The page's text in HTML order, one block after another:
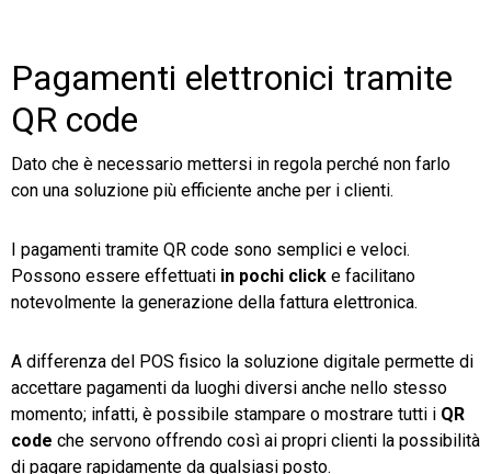
TeamSystem Store
Pagamenti elettronici tramite
QR code
Dato che è necessario mettersi in regola perché non farlo
con una soluzione più efficiente anche per i clienti.
I pagamenti tramite QR code sono semplici e veloci.
Possono essere effettuati in pochi click e facilitano
notevolmente la generazione della fattura elettronica.
A differenza del POS fisico la soluzione digitale permette di
accettare pagamenti da luoghi diversi anche nello stesso
momento; infatti, è possibile stampare o mostrare tutti i QR
code che servono offrendo così ai propri clienti la possibilità
di pagare rapidamente da qualsiasi posto.